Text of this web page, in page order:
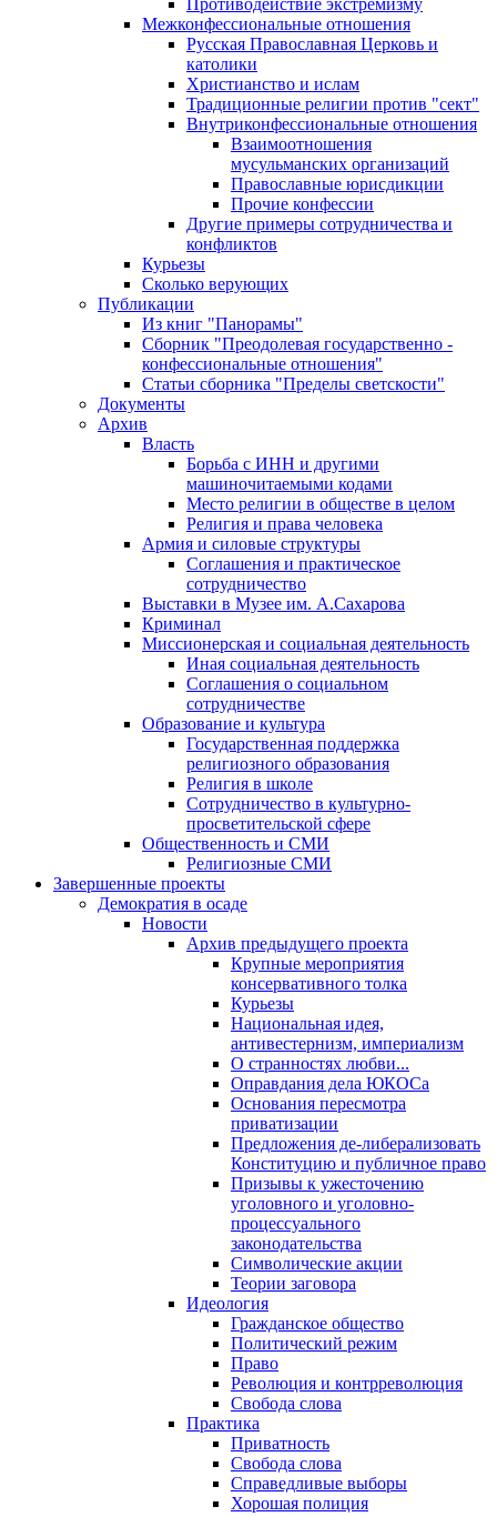
Противодействие экстремизму
Межконфессиональные отношения
Русская Православная Церковь и
католики
Христианство и ислам
Традиционные религии против "сект"
Внутриконфессиональные отношения
Взаимоотношения
мусульманских организаций
Православные юрисдикции
Прочие конфессии
Другие примеры сотрудничества и
конфликтов
Курьезы
Сколько верующих
Публикации
Из книг "Панорамы"
Сборник "Преодолевая государственно -
конфессиональные отношения"
Статьи сборника "Пределы светскости"
Документы
Архив
Власть
Борьба с ИНН и другими
машиночитаемыми кодами
Место религии в обществе в целом
Религия и права человека
Армия и силовые структуры
Соглашения и практическое
сотрудничество
Выставки в Музее им. А.Сахарова
Криминал
Миссионерская и социальная деятельность
Иная социальная деятельность
Соглашения о социальном
сотрудничестве
Образование и культура
Государственная поддержка
религиозного образования
Религия в школе
Сотрудничество в культурно-
просветительской сфере
Общественность и СМИ
Религиозные СМИ
Завершенные проекты
Демократия в осаде
Новости
Архив предыдущего проекта
Крупные мероприятия
консервативного толка
Курьезы
Национальная идея,
антивестернизм, империализм
О странностях любви...
Оправдания дела ЮКОСа
Основания пересмотра
приватизации
Предложения де-либерализовать
Конституцию и публичное право
Призывы к ужесточению
уголовного и уголовно-
процессуального
законодательства
Символические акции
Теории заговора
Идеология
Гражданское общество
Политический режим
Право
Революция и контрреволюция
Свобода слова
Практика
Приватность
Свобода слова
Справедливые выборы
Хорошая полиция